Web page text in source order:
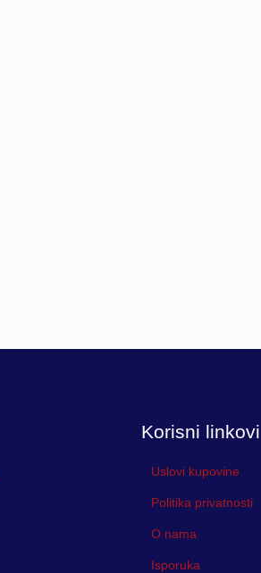
Korisni linkovi
Uslovi kupovine
Politika privatnosti
O nama
Isporuka